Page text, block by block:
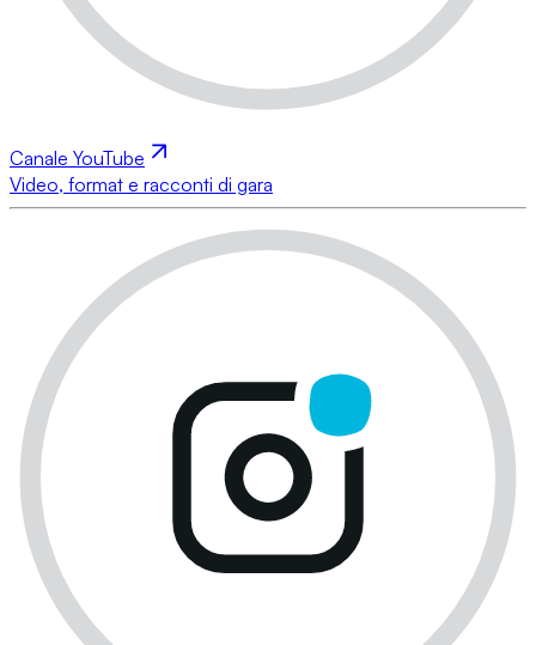
Canale YouTube
Video, format e racconti di gara